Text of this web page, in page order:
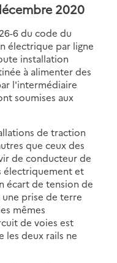
2020
6 du code du
électrique par ligne
installation
à alimenter des
l'intermédiaire
soumises aux
de traction
que ceux des
de conducteur de
électriquement et
écart de tension de
prise de terre
mêmes
de voies est
les deux rails ne